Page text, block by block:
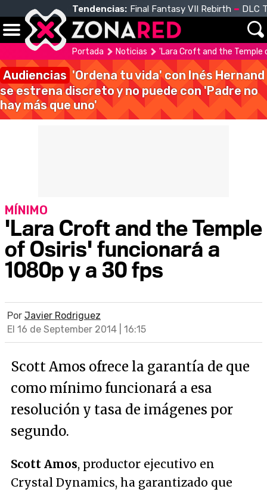
Tendencias: Final Fantasy VII Rebirth DLC
Portada Noticias 'Lara Croft and the Temple
Audiencias 'Ordena tu vida' con Inés Hernand
se estrena discreto y no puede con 'Padre no
hay más que uno'
'Lara Croft and the Temple
of Osiris' funcionará a
1080p y a 30 fps
MÍNIMO
Por Javier Rodriguez
El 16 de September 2014 | 16:15
Scott Amos ofrece la garantía de que
como mínimo funcionará a esa
resolución y tasa de imágenes por
segundo.
Scott Amos, productor ejecutivo en
Crystal Dynamics, ha garantizado que